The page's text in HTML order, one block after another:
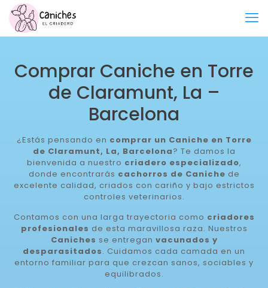
Comprar Caniche en Torre
de Claramunt, La –
Barcelona
¿Estás pensando en comprar un Caniche en Torre
de Claramunt, La, Barcelona? Te damos la
bienvenida a nuestro criadero especializado,
donde encontrarás cachorros de Caniche de
excelente calidad, criados con cariño y bajo estrictos
controles veterinarios.
Contamos con una larga trayectoria como criadores
profesionales de esta maravillosa raza. Nuestros
Caniches se entregan vacunados y
desparasitados. Cuidamos cada camada en un
entorno familiar para que crezcan sanos, sociables y
equilibrados.